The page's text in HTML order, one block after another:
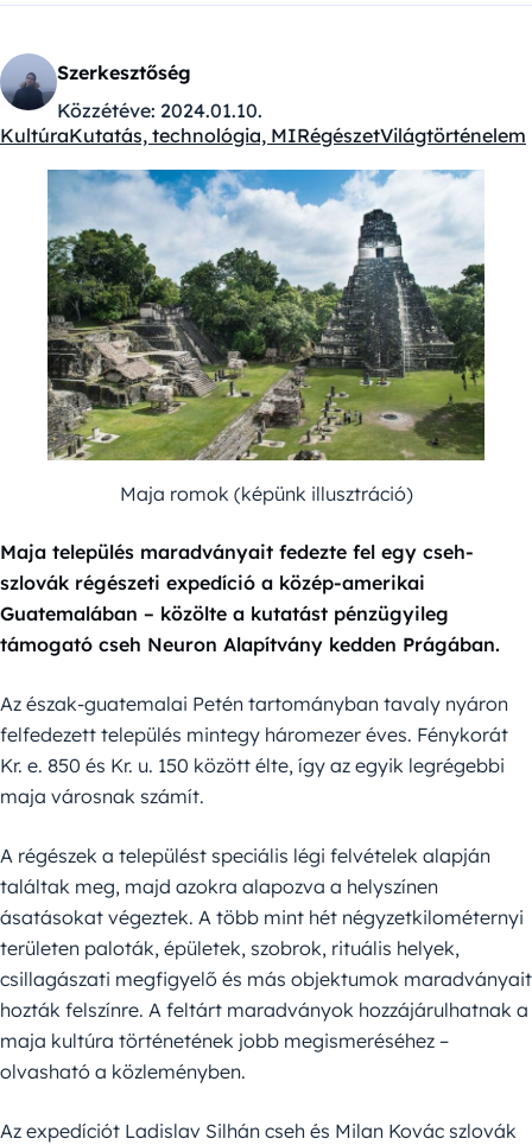
Szerkesztőség
Közzétéve: 2024.01.10.
Kategóriák:
KultúraKutatás, technológia, MIRégészetVilágtörténelem
Maja romok (képünk illusztráció)
Maja település maradványait fedezte fel egy cseh-
szlovák régészeti expedíció a közép-amerikai
Guatemalában – közölte a kutatást pénzügyileg
támogató cseh Neuron Alapítvány kedden Prágában.
Az észak-guatemalai Petén tartományban tavaly nyáron
felfedezett település mintegy háromezer éves. Fénykorát
Kr. e. 850 és Kr. u. 150 között élte, így az egyik legrégebbi
maja városnak számít.
A régészek a települést speciális légi felvételek alapján
találtak meg, majd azokra alapozva a helyszínen
ásatásokat végeztek. A több mint hét négyzetkilométernyi
területen paloták, épületek, szobrok, rituális helyek,
csillagászati megfigyelő és más objektumok maradványait
hozták felszínre. A feltárt maradványok hozzájárulhatnak a
maja kultúra történetének jobb megismeréséhez –
olvasható a közleményben.
Az expedíciót Ladislav Silhán cseh és Milan Kovác szlovák